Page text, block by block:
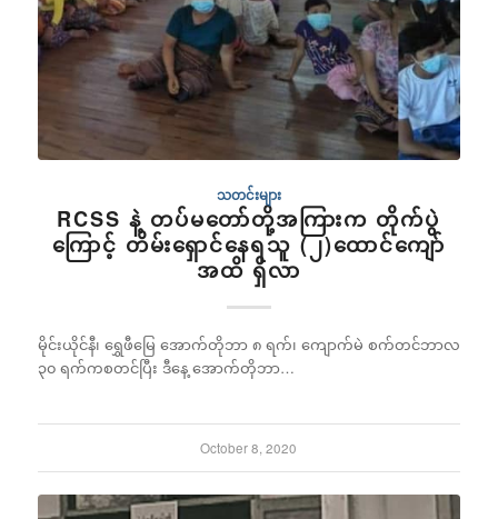
သတင်းများ
RCSS နဲ့ တပ်မတော်တို့အကြားက တိုက်ပွဲ
ကြောင့် တိမ်းရှောင်နေရသူ (၂)ထောင်ကျော်
အထိ ရှိလာ
မိုင်းယိုင်နီ၊ ရွှေဖီမြေ အောက်တိုဘာ ၈ ရက်၊ ကျောက်မဲ စက်တင်ဘာလ
၃၀ ရက်ကစတင်ပြီး ဒီနေ့ အောက်တိုဘာ…
October 8, 2020